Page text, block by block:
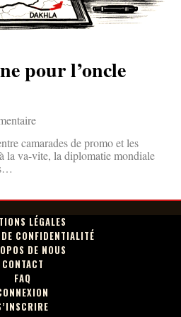
pour l’oncle
camarades de promo et les
la va-vite, la diplomatie mondiale
LÉGALES
CONFIDENTIALITÉ
DE NOUS
CONTACT
FAQ